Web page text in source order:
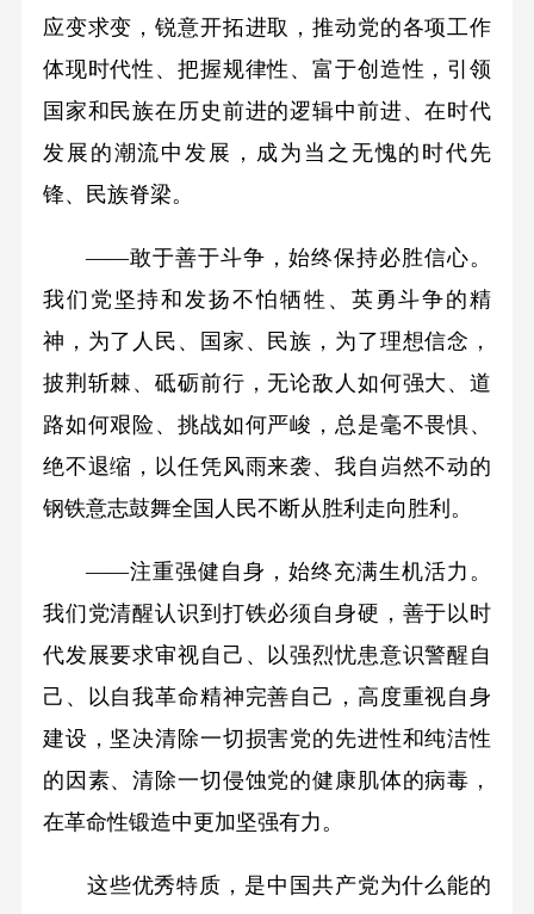
应变求变，锐意开拓进取，推动党的各项工作
体现时代性、把握规律性、富于创造性，引领
国家和民族在历史前进的逻辑中前进、在时代
发展的潮流中发展，成为当之无愧的时代先
锋、民族脊梁。
——敢于善于斗争，始终保持必胜信心。
我们党坚持和发扬不怕牺牲、英勇斗争的精
神，为了人民、国家、民族，为了理想信念，
披荆斩棘、砥砺前行，无论敌人如何强大、道
路如何艰险、挑战如何严峻，总是毫不畏惧、
绝不退缩，以任凭风雨来袭、我自岿然不动的
钢铁意志鼓舞全国人民不断从胜利走向胜利。
——注重强健自身，始终充满生机活力。
我们党清醒认识到打铁必须自身硬，善于以时
代发展要求审视自己、以强烈忧患意识警醒自
己、以自我革命精神完善自己，高度重视自身
建设，坚决清除一切损害党的先进性和纯洁性
的因素、清除一切侵蚀党的健康肌体的病毒，
在革命性锻造中更加坚强有力。
这些优秀特质，是中国共产党为什么能的